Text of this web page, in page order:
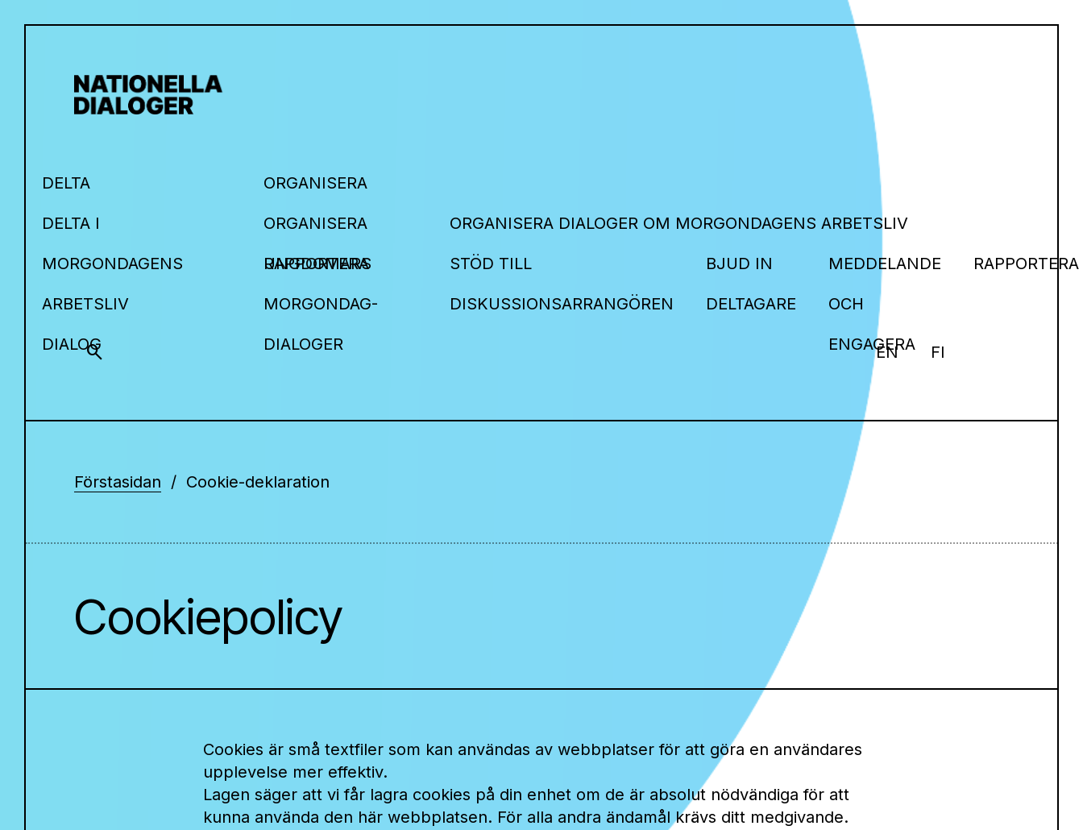
DELTA
DELTA I
MORGONDAGENS
ARBETSLIV
DIALOG
ORGANISERA
ORGANISERA
UNGDOMARS
MORGONDAG-
DIALOGER
RAPPORTERA
ORGANISERA DIALOGER OM MORGONDAGENS ARBETSLIV
STÖD TILL
DISKUSSIONSARRANGÖREN
BJUD IN
DELTAGARE
MEDDELANDE
OCH
ENGAGERA
RAPPORTERA
search EN FI
Förstasidan Cookie-deklaration
Cookiepolicy
Cookies är små textfiler som kan användas av webbplatser för att göra en användares
upplevelse mer effektiv.
Lagen säger att vi får lagra cookies på din enhet om de är absolut nödvändiga för att
kunna använda den här webbplatsen. För alla andra ändamål krävs ditt medgivande.